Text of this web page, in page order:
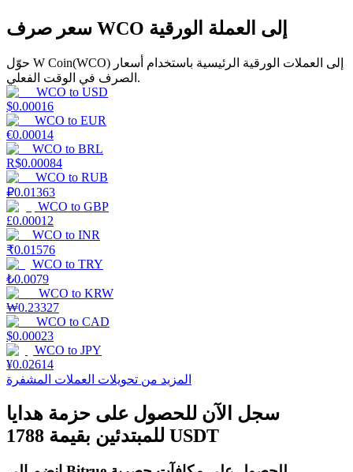
عمليات احتجاز BTR
القروض
خدمة الاقتراض المدعومة بالعملات المشفرة
الاستثمار التلقائي
سعر صرف WCO إلى العملة الورقية
حوّل W Coin(WCO) إلى العملات الورقية الرئيسية باستخدام أسعار
الصرف في الوقت الفعلي.
WCO to USD
$0.00016
WCO to EUR
€0.00014
WCO to BRL
R$0.00084
WCO to RUB
₽0.01363
WCO to GBP
£0.00012
WCO to INR
₹0.01576
WCO to TRY
₺0.0079
WCO to KRW
₩0.23327
WCO to CAD
$0.00023
WCO to JPY
¥0.02614
المزيد من تحويلات العملات المشفرة
سجل الآن للحصول على حزمة هدايا
للمبتدئين بقيمة 1788 USDT